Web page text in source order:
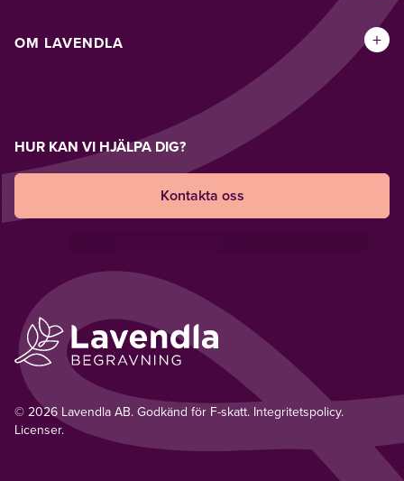
OM LAVENDLA +
HUR KAN VI HJÄLPA DIG?
Kontakta oss
© 2026 Lavendla AB. Godkänd för F-skatt. Integritetspolicy.
Licenser.